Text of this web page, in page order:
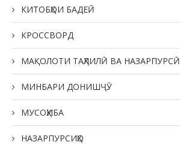
КИТОБҲОИ БАДЕӢ
КРОССВОРД
МАҚОЛОТИ ТАҲЛИЛӢ ВА НАЗАРПУРСӢ
МИНБАРИ ДОНИШҶӮ
МУСОҲИБА
НАЗАРПУРСИҲО